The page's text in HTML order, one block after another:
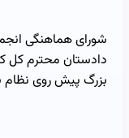
شورای هماهنگی
دادستان محترم کل
بزرگ پیش روی